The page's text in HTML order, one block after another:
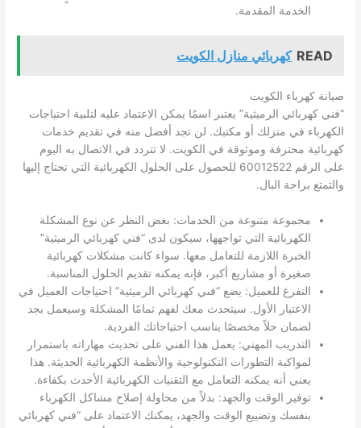
الخدمة المقدمة.
READ كهربائي منازل الكويت
صيانة كهرباء الكويت
“فني كهربائي الرميثية” يعتبر اسمًا يمكن الاعتماد عليه لتلبية احتياجات
الكهرباء في منزلك أو مكتبك. لن تجد أفضل منه في تقديم خدمات
كهربائية محترفة وموثوقة في الكويت. لا تتردد في الاتصال به اليوم
على الرقم 60012522 للحصول على الحلول الكهربائية التي تحتاج إليها
والتمتع براحة البال.
مجموعة متنوعة من الخدمات: بغض النظر عن نوع المشكلة
الكهربائية التي تواجهها، سيكون لدى “فني كهربائي الرميثية”
الخبرة اللازمة للتعامل معها. سواء كانت مشكلات كهربائية
صغيرة أو مشاريع أكبر، فإنه يمكنه تقديم الحلول المناسبة.
التفرغ للعميل: يضع “فني كهربائي الرميثية” احتياجات العميل في
الاعتبار الأول. سيتحدث معك لفهم تمامًا المشكلة وسيعمل بجد
لضمان حلاً مخصصًا يناسب احتياجاتك الفردية.
التدريب المهني: يعمل هذا الفني على تحديث مهاراته باستمرار
لمواكبة التطورات التكنولوجية والأنظمة الكهربائية الحديثة. هذا
يعني أنه يمكنه التعامل مع التقنيات الكهربائية الأحدث بكفاءة.
توفير الوقت والجهد: بدلاً من محاولة إصلاح مشاكل الكهرباء
بنفسك وتضييع الوقت والجهد، يمكنك الاعتماد على “فني كهربائي